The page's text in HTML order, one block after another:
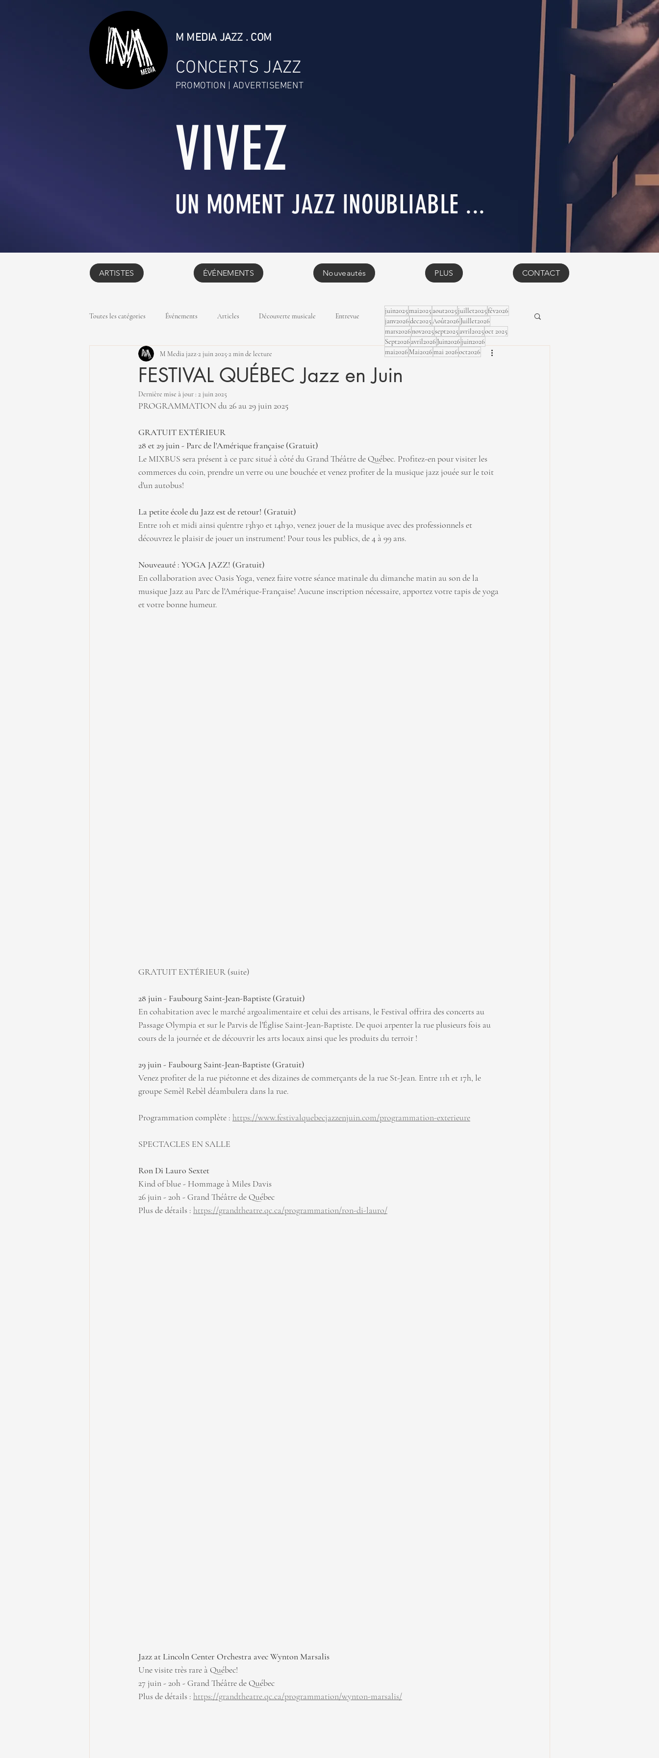
CONCERTS JAZZ
PROMOTION | ADVERTISEMENT
M MEDIA JAZZ . COM
VIVEZ
UN MOMENT JAZZ INOUBLIABLE ...
ARTISTES ÉVÉNEMENTS Nouveautés PLUS CONTACT
Toutes les catégories Événements Articles Découverte musicale Entrevue
FESTIVAL QUÉBEC Jazz en Juin
M Media jazz 2 juin 2025 2 min de lecture
Dernière mise à jour : 2 juin 2025
PROGRAMMATION du 26 au 29 juin 2025
GRATUIT EXTÉRIEUR
28 et 29 juin - Parc de l'Amérique française (Gratuit)
Le MIXBUS sera présent à ce parc situé à côté du Grand Théâtre de Québec. Profitez-en pour visiter les
commerces du coin, prendre un verre ou une bouchée et venez profiter de la musique jazz jouée sur le toit
d'un autobus!
La petite école du Jazz est de retour! (Gratuit)
Entre 10h et midi ainsi qu'entre 13h30 et 14h30, venez jouer de la musique avec des professionnels et
découvrez le plaisir de jouer un instrument! Pour tous les publics, de 4 à 99 ans.
Nouveauté : YOGA JAZZ! (Gratuit)
En collaboration avec Oasis Yoga, venez faire votre séance matinale du dimanche matin au son de la
musique Jazz au Parc de l'Amérique-Française! Aucune inscription nécessaire, apportez votre tapis de yoga
et votre bonne humeur.
GRATUIT EXTÉRIEUR (suite)
28 juin - Faubourg Saint-Jean-Baptiste (Gratuit)
En cohabitation avec le marché argoalimentaire et celui des artisans, le Festival offrira des concerts au
Passage Olympia et sur le Parvis de l'Église Saint-Jean-Baptiste. De quoi arpenter la rue plusieurs fois au
cours de la journée et de découvrir les arts locaux ainsi que les produits du terroir !
29 juin - Faubourg Saint-Jean-Baptiste (Gratuit)
Venez profiter de la rue piétonne et des dizaines de commerçants de la rue St-Jean. Entre 11h et 17h, le
groupe Semèl Rebèl déambulera dans la rue.
Programmation complète : https://www.festivalquebecjazzenjuin.com/programmation-exterieure
SPECTACLES EN SALLE
Ron Di Lauro Sextet
Kind of blue - Hommage à Miles Davis
26 juin - 20h - Grand Théâtre de Québec
Plus de détails : https://grandtheatre.qc.ca/programmation/ron-di-lauro/
Jazz at Lincoln Center Orchestra ﻿avec Wynton Marsalis
Une visite très rare à Québec!
27 juin - 20h - Grand Théâtre de Québec
Plus de détails : https://grandtheatre.qc.ca/programmation/wynton-marsalis/
juin2025mai2025 aout2025juillet2025fév2026
janv2026dec2025Août2026 Juillet2026
mars2026nov2025sept2025 avril2025oct 2025
Sept2026 avril2026 Juin2026juin2026
mai2026 Mai2026mai 2026oct2026